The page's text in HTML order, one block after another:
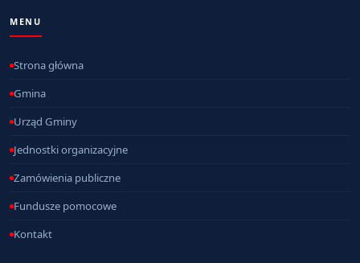
MENU
Strona główna
Gmina
Urząd Gminy
Jednostki organizacyjne
Zamówienia publiczne
Fundusze pomocowe
Kontakt